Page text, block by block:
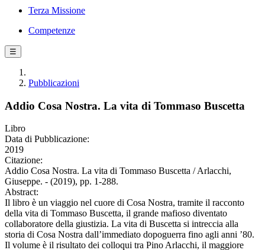
Terza Missione
Competenze
☰
Pubblicazioni
Addio Cosa Nostra. La vita di Tommaso Buscetta
Libro
Data di Pubblicazione:
2019
Citazione:
Addio Cosa Nostra. La vita di Tommaso Buscetta / Arlacchi,
Giuseppe. - (2019), pp. 1-288.
Abstract:
Il libro è un viaggio nel cuore di Cosa Nostra, tramite il racconto
della vita di Tommaso Buscetta, il grande mafioso diventato
collaboratore della giustizia. La vita di Buscetta si intreccia alla
storia di Cosa Nostra dall’immediato dopoguerra fino agli anni ’80.
Il volume è il risultato dei colloqui tra Pino Arlacchi, il maggiore